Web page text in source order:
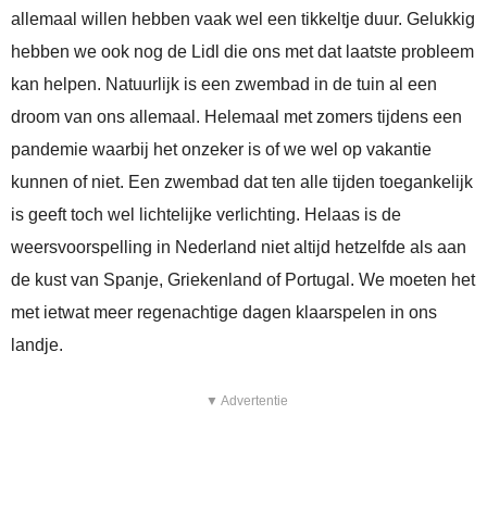
allemaal willen hebben vaak wel een tikkeltje duur. Gelukkig
hebben we ook nog de Lidl die ons met dat laatste probleem
kan helpen. Natuurlijk is een zwembad in de tuin al een
droom van ons allemaal. Helemaal met zomers tijdens een
pandemie waarbij het onzeker is of we wel op vakantie
kunnen of niet. Een zwembad dat ten alle tijden toegankelijk
is geeft toch wel lichtelijke verlichting. Helaas is de
weersvoorspelling in Nederland niet altijd hetzelfde als aan
de kust van Spanje, Griekenland of Portugal. We moeten het
met ietwat meer regenachtige dagen klaarspelen in ons
landje.
▼ Advertentie